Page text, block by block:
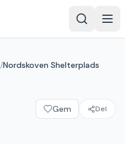
/Nordskoven Shelterplads
Gem Del